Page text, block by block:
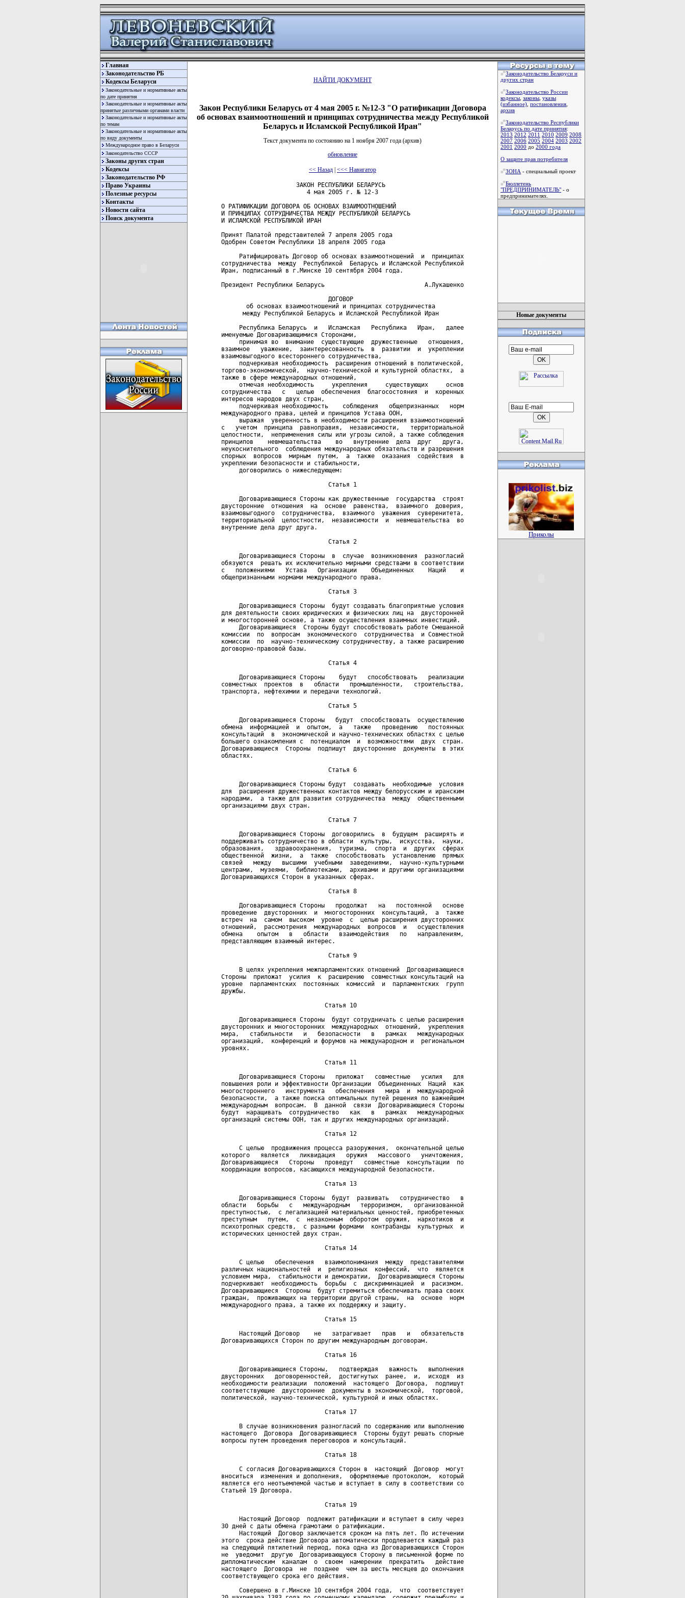
Главная
Законодательство РБ
Кодексы Беларуси
Законодательные и нормативные акты
по дате принятия
Законодательные и нормативные акты
принятые различными органами власти
Законодательные и нормативные акты
по темам
Законодательные и нормативные акты
по виду документы
Международное право в Беларуси
Законодательство СССР
Законы других стран
Кодексы
Законодательство РФ
Право Украины
Полезные ресурсы
Контакты
Новости сайта
Поиск документа
НАЙТИ ДОКУМЕНТ
Закон Республики Беларусь от 4 мая 2005 г. №12-З "О ратификации Договора
об основах взаимоотношений и принципах сотрудничества между Республикой
Беларусь и Исламской Республикой Иран"
Текст документа по состоянию на 1 ноября 2007 года (архив)
обновление
<< Назад | <<< Навигатор
                     ЗАКОН РЕСПУБЛИКИ БЕЛАРУСЬ
                        4 мая 2005 г. № 12-З
О РАТИФИКАЦИИ ДОГОВОРА ОБ ОСНОВАХ ВЗАИМООТНОШЕНИЙ
И ПРИНЦИПАХ СОТРУДНИЧЕСТВА МЕЖДУ РЕСПУБЛИКОЙ БЕЛАРУСЬ
И ИСЛАМСКОЙ РЕСПУБЛИКОЙ ИРАН
Принят Палатой представителей 7 апреля 2005 года
Одобрен Советом Республики 18 апреля 2005 года
     Ратифицировать Договор об основах взаимоотношений  и  принципах
сотрудничества  между  Республикой  Беларусь и Исламской Республикой
Иран, подписанный в г.Минске 10 сентября 2004 года.
Президент Республики Беларусь                            А.Лукашенко
                              ДОГОВОР
       об основах взаимоотношений и принципах сотрудничества
      между Республикой Беларусь и Исламской Республикой Иран
     Республика Беларусь  и   Исламская   Республика   Иран,   далее
именуемые Договаривающимися Сторонами,
     принимая во  внимание  существующие  дружественные   отношения,
взаимное   уважение,  заинтересованность  в  развитии  и  укреплении
взаимовыгодного всестороннего сотрудничества,
     подчеркивая необходимость  расширения отношений в политической,
торгово-экономической,  научно-технической и культурной областях,  а
также в сфере международных отношений,
     отмечая необходимость     укрепления     существующих     основ
сотрудничества   с   целью  обеспечения  благосостояния  и  коренных
интересов народов двух стран,
     подчеркивая необходимость    соблюдения   общепризнанных   норм
международного права, целей и принципов Устава ООН,
     выражая  уверенность в необходимости расширения взаимоотношений
с   учетом  принципа  равноправия,  независимости,   территориальной
целостности,  неприменения силы или угрозы силой, а также соблюдения
принципов    невмешательства    во   внутренние  дела  друг   друга,
неукоснительного  соблюдения международных обязательств и разрешения
спорных  вопросов  мирным  путем,  а  также  оказания  содействия  в
укреплении безопасности и стабильности,
     договорились о нижеследующем:
                              Статья 1
     Договаривающиеся Стороны как дружественные  государства  строят
двусторонние  отношения  на  основе  равенства,  взаимного  доверия,
взаимовыгодного  сотрудничества,  взаимного  уважения  суверенитета,
территориальной  целостности,  независимости  и  невмешательства  во
внутренние дела друг друга.
                              Статья 2
     Договаривающиеся Стороны  в  случае  возникновения  разногласий
обязуются  решать их исключительно мирными средствами в соответствии
с   положениями   Устава   Организации    Объединенных    Наций    и
общепризнанными нормами международного права.
                              Статья 3
     Договаривающиеся Стороны  будут создавать благоприятные условия
для деятельности своих юридических и физических лиц на  двусторонней
и многосторонней основе, а также осуществления взаимных инвестиций.
     Договаривающиеся  Стороны будут способствовать работе Смешанной
комиссии  по  вопросам  экономического  сотрудничества  и Совместной
комиссии  по  научно-техническому сотрудничеству, а также расширению
договорно-правовой базы.
                              Статья 4
     Договаривающиеся Стороны    будут   способствовать   реализации
совместных  проектов  в   области   промышленности,   строительства,
транспорта, нефтехимии и передачи технологий.
                              Статья 5
     Договаривающиеся Стороны   будут  способствовать  осуществлению
обмена  информацией  и  опытом,  а   также   проведению   постоянных
консультаций  в  экономической и научно-технических областях с целью
большего ознакомления с  потенциалом  и  возможностями  двух  стран.
Договаривающиеся  Стороны  подпишут  двусторонние  документы  в этих
областях.
                              Статья 6
     Договаривающиеся Стороны будут  создавать  необходимые  условия
для  расширения дружественных контактов между белорусским и иранским
народами,  а также для развития сотрудничества  между  общественными
организациями двух стран.
                              Статья 7
     Договаривающиеся Стороны  договорились  в  будущем  расширять и
поддерживать сотрудничество в области  культуры,  искусства,  науки,
образования,   здравоохранения,  туризма,  спорта  и  других  сферах
общественной  жизни,  а  также  способствовать  установлению  прямых
связей   между   высшими  учебными  заведениями,  научно-культурными
центрами,  музеями,  библиотеками,  архивами и другими организациями
Договаривающихся Сторон в указанных сферах.
                              Статья 8
     Договаривающиеся Стороны   продолжат   на   постоянной   основе
проведение  двусторонних  и  многосторонних  консультаций,  а  также
встреч  на  самом  высоком  уровне  с  целью расширения двусторонних
отношений,  рассмотрения  международных  вопросов  и   осуществления
обмена    опытом   в   области   взаимодействия   по   направлениям,
представляющим взаимный интерес.
                              Статья 9
     В целях укрепления межпарламентских отношений  Договаривающиеся
Стороны  приложат  усилия  к  расширению  совместных консультаций на
уровне  парламентских  постоянных  комиссий  и  парламентских  групп
дружбы.
                             Статья 10
     Договаривающиеся Стороны  будут сотрудничать с целью расширения
двусторонних и многосторонних  международных  отношений,  укрепления
мира,   стабильности   и   безопасности   в   рамках   международных
организаций,  конференций и форумов на международном и  региональном
уровнях.
                             Статья 11
     Договаривающиеся Стороны   приложат   совместные   усилия   для
повышения роли и эффективности Организации  Объединенных  Наций  как
многостороннего   инструмента   обеспечения   мира  и  международной
безопасности,  а также поиска оптимальных путей решения по важнейшим
международным  вопросам.  В  данной  связи  Договаривающиеся Стороны
будут  наращивать  сотрудничество   как   в   рамках   международных
организаций системы ООН, так и других международных организаций.
                             Статья 12
     С целью  продвижения процесса разоружения,  окончательной целью
которого   является   ликвидация   оружия   массового   уничтожения,
Договаривающиеся   Стороны   проведут   совместные  консультации  по
координации вопросов, касающихся международной безопасности.
                             Статья 13
     Договаривающиеся Стороны  будут  развивать   сотрудничество   в
области   борьбы   с   международным   терроризмом,   организованной
преступностью,  с легализацией материальных ценностей, приобретенных
преступным   путем,  с  незаконным  оборотом  оружия,  наркотиков  и
психотропных средств,  с разными формами  контрабанды  культурных  и
исторических ценностей двух стран.
                             Статья 14
     С целью   обеспечения   взаимопонимания  между  представителями
различных национальностей  и  религиозных  конфессий,  что  является
условием мира,  стабильности и демократии,  Договаривающиеся Стороны
подчеркивают  необходимость  борьбы  с  дискриминацией  и  расизмом.
Договаривающиеся  Стороны  будут стремиться обеспечивать права своих
граждан,  проживающих на территории другой страны,  на  основе  норм
международного права, а также их поддержку и защиту.
                             Статья 15
     Настоящий Договор    не   затрагивает   прав   и   обязательств
Договаривающихся Сторон по другим международным договорам.
                             Статья 16
     Договаривающиеся Стороны,   подтверждая   важность   выполнения
двусторонних   договоренностей,  достигнутых  ранее,  и,  исходя  из
необходимости реализации  положений  настоящего  Договора,  подпишут
соответствующие  двусторонние  документы в экономической,  торговой,
политической, научно-технической, культурной и иных областях.
                             Статья 17
     В случае возникновения разногласий по содержанию или выполнению
настоящего  Договора  Договаривающиеся  Стороны будут решать спорные
вопросы путем проведения переговоров и консультаций.
                             Статья 18
     С согласия Договаривающихся Сторон в  настоящий  Договор  могут
вноситься  изменения и дополнения,  оформляемые протоколом,  который
является его неотъемлемой частью и вступает в силу в соответствии со
Статьей 19 Договора.
                             Статья 19
     Настоящий Договор  подлежит ратификации и вступает в силу через
30 дней с даты обмена грамотами о ратификации.
     Настоящий  Договор заключается сроком на пять лет. По истечении
этого  срока действие Договора автоматически продлевается каждый раз
на следующий пятилетний период, пока одна из Договаривающихся Сторон
не  уведомит  другую  Договаривающуюся Сторону в письменной форме по
дипломатическим  каналам  о  своем  намерении  прекратить   действие
настоящего  Договора  не  позднее  чем за шесть месяцев до окончания
соответствующего срока его действия.
     Совершено в г.Минске 10 сентября 2004 года,  что  соответствует
Законодательство Беларуси и
других стран
Законодательство России
кодексы законы указы
(избанное) постановления
архив
Законодательство Республики
Беларусь по дате принятия:
2013 2012 2011 2010 2009 2008
2007 2006 2005 2004 2003 2002
2001 2000 до 2000 года
О защите прав потребителя
ЗОНА - специальный проект
Бюллетень
"ПРЕДПРИНИМАТЕЛЬ" - о
предпринимателях.
Новые документы
Приколы